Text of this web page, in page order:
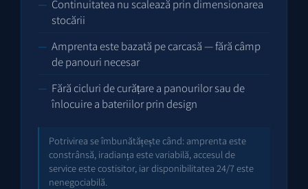
Continuitatea nu scalează prin dimensionarea
stocării
Amprenta este bazată pe carcasă — fără câmp
de panouri necesar
Fără cicluri de curățare a panourilor sau de
înlocuire a bateriilor prin design
Potrivirea se îmbunătățește când: amprenta este
constrânsă, iradianța este variabilă, accesul de
service este costisitor, iar disponibilitatea 24/7 este
nenegociabilă.